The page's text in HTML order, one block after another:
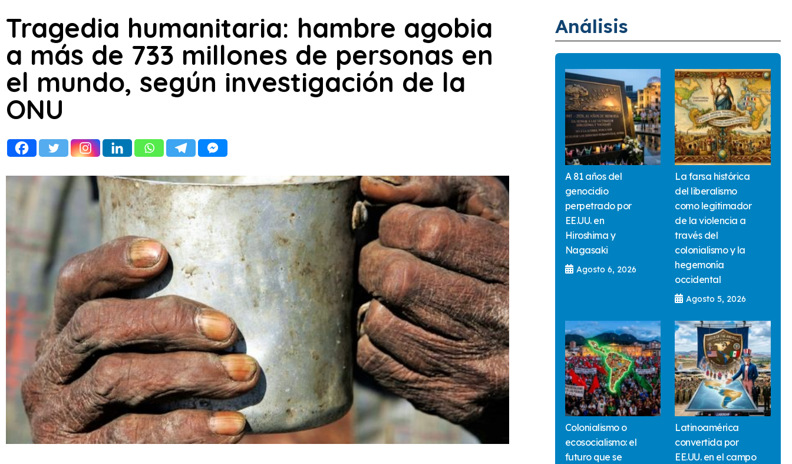
Tragedia humanitaria: hambre agobia
a más de 733 millones de personas en
el mundo, según investigación de la
ONU
Análisis
A 81 años del
genocidio
perpetrado por
EE.UU. en
Hiroshima y
Nagasaki
Agosto 6, 2026
La farsa histórica
del liberalismo
como legitimador
de la violencia a
través del
colonialismo y la
hegemonía
occidental
Agosto 5, 2026
Colonialismo o
ecosocialismo: el
futuro que se
Latinoamérica
convertida por
EE.UU. en el campo